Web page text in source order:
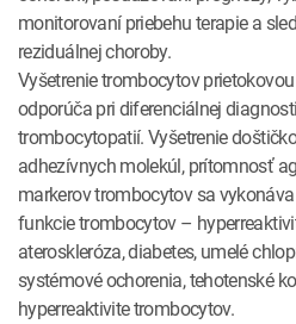
monitorovaní priebehu terapie a
reziduálnej choroby.
Vyšetrenie trombocytov
odporúča pri diferenciálnej
trombocytopatií. Vyšetrenie
adhezívnych molekúl, prítomnosť
markerov trombocytov sa
funkcie trombocytov –
ateroskleróza, diabetes, umelé
systémové ochorenia, tehotenské
hyperreaktivite trombocytov.